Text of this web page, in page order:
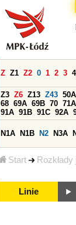
Start Rozkłady
Z Z1 Z2 0 1 2 3 4
Z3 Z6 Z13 Z43 50A
68 69A 69B 70 71A
91A 91B 91C 92A
N1A N1B N2 N3A
Linie